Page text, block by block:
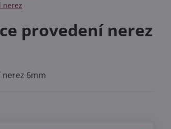
nerez
provedení nerez
6mm